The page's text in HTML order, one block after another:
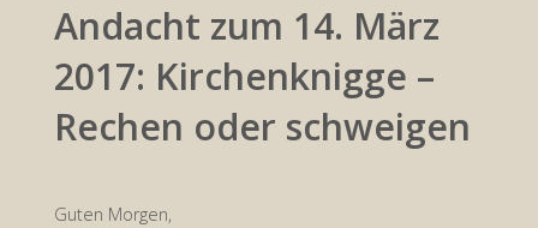
Andacht zum 14. März
2017: Kirchenknigge –
Rechen oder schweigen
Guten Morgen,